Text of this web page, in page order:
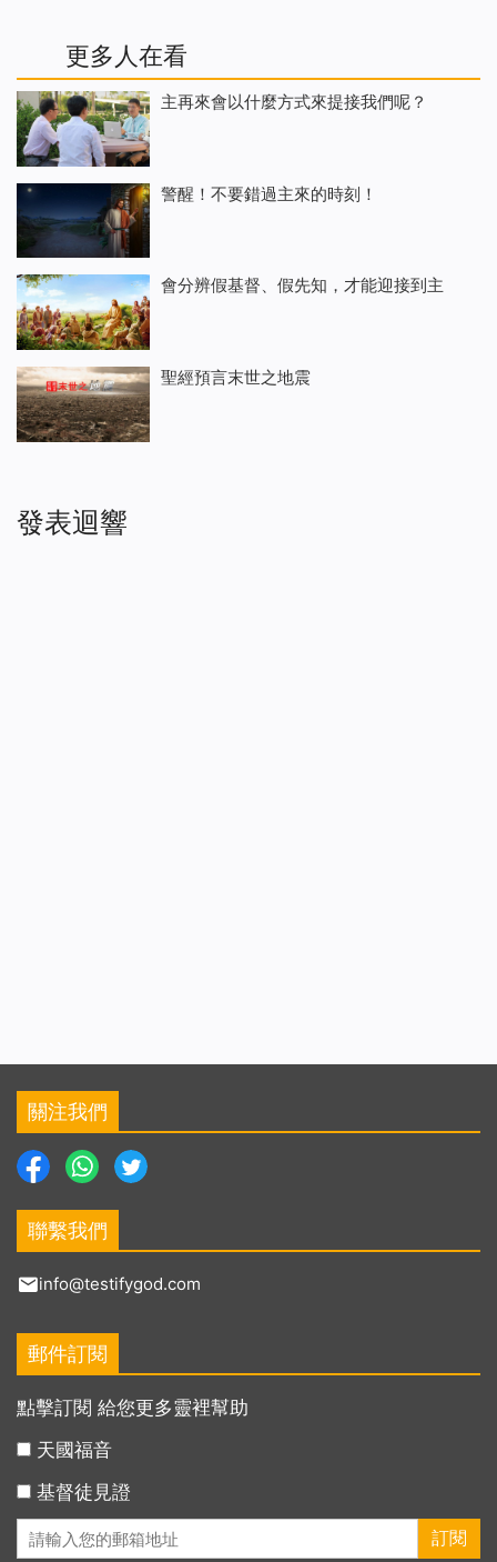
更多人在看
主再來會以什麼方式來提接我們呢？
警醒！不要錯過主來的時刻！
會分辨假基督、假先知，才能迎接到主
聖經預言末世之地震
發表迴響
關注我們
聯繫我們
info@testifygod.com
郵件訂閱
點擊訂閱 給您更多靈裡幫助
天國福音
基督徒見證